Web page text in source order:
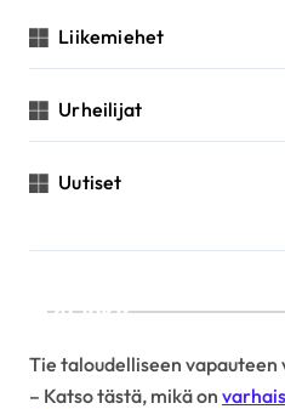
Liikemiehet
Urheilijat
Uutiset
Linkit
Tie taloudelliseen
– Katso tästä, mikä on